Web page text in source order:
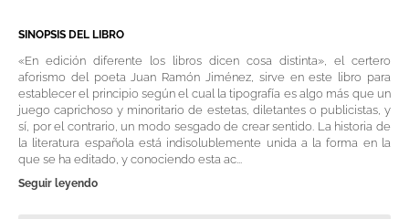
SINOPSIS DEL LIBRO
«En edición diferente los libros dicen cosa distinta», el certero
aforismo del poeta Juan Ramón Jiménez, sirve en este libro para
establecer el principio según el cual la tipografía es algo más que un
juego caprichoso y minoritario de estetas, diletantes o publicistas, y
sí, por el contrario, un modo sesgado de crear sentido. La historia de
la literatura española está indisolublemente unida a la forma en la
que se ha editado, y conociendo esta ac...
Seguir leyendo